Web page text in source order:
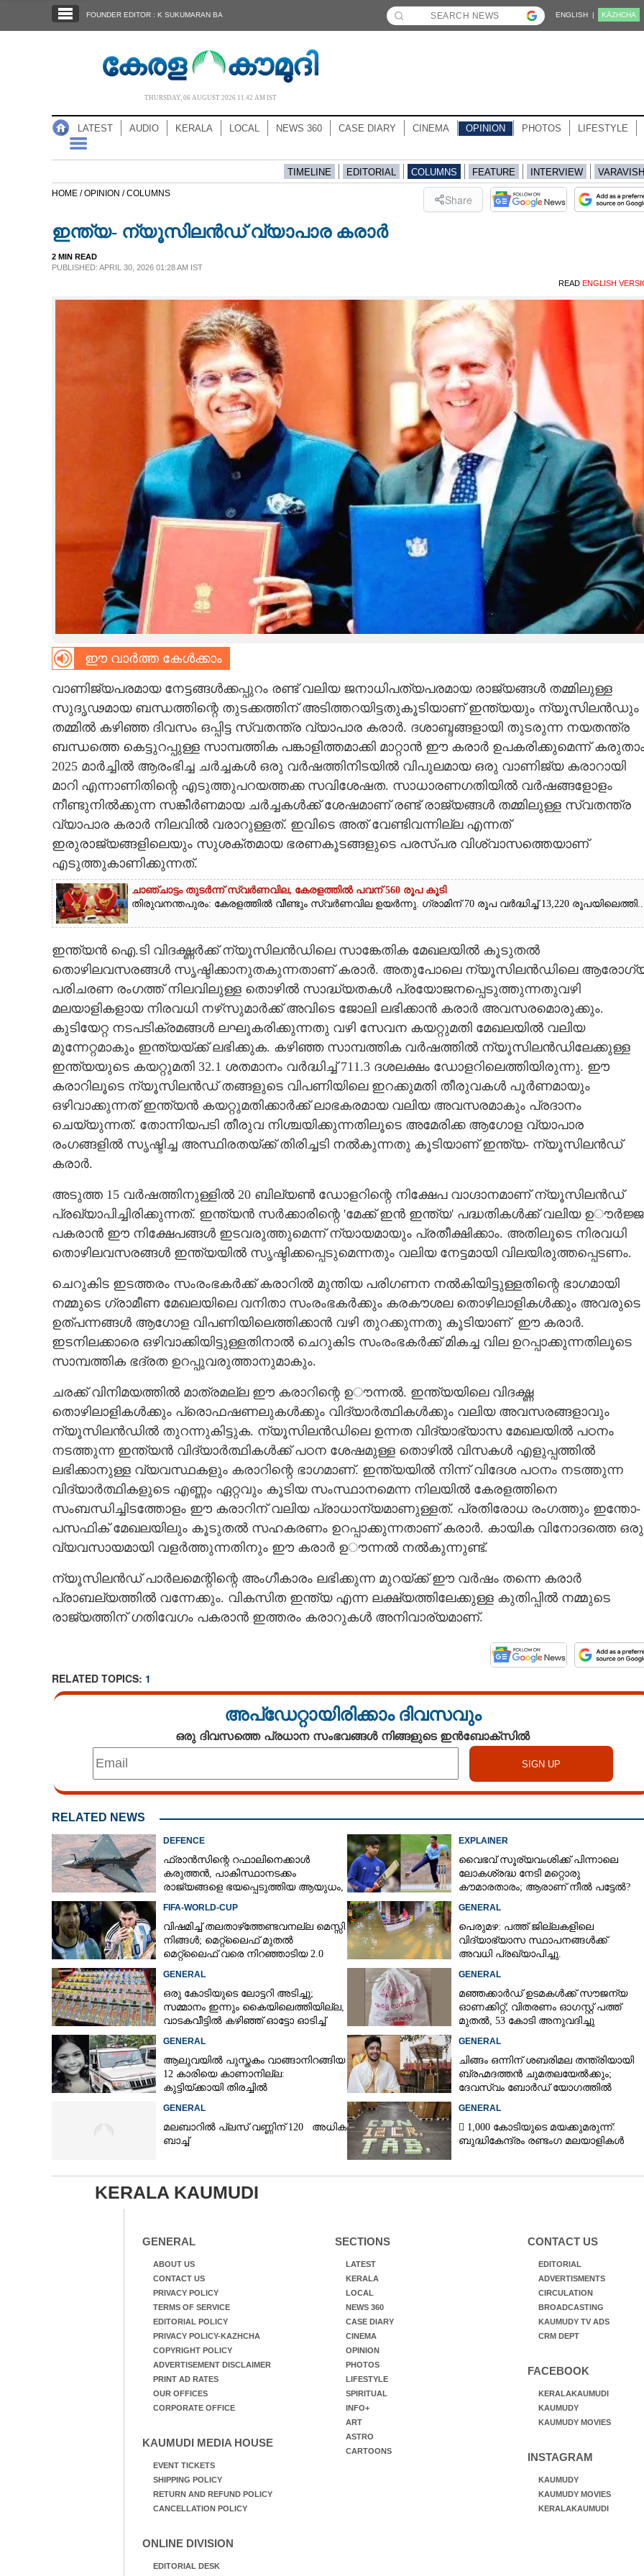
NOTIFIED NEWS
CARTOONS
LITERATURE
CONTACT US
FOUNDER EDITOR : K SUKUMARAN BA ENGLISH | KĀZHCHA
THURSDAY, 06 AUGUST 2026 11.42 AM IST
LATEST AUDIO KERALA LOCAL NEWS 360 CASE DIARY CINEMA OPINION PHOTOS LIFESTYLE
TIMELINE EDITORIAL COLUMNS FEATURE INTERVIEW
HOME /OPINION /COLUMNS Share
ഇന്ത്യ- ന്യൂസിലൻഡ്‌ വ്യാപാര കരാർ
2 MIN READ
PUBLISHED: APRIL 30, 2026 01:28 AM IST
READ ENGLISH
ഈ വാർത്ത കേൾക്കാം
വാണിജ്യപരമായ നേട്ടങ്ങൾക്കപ്പുറം രണ്ട് വലിയ ജനാധിപത്യപരമായ രാജ്യങ്ങൾ തമ്മിലുള്ള
സുദൃഢമായ ബന്ധത്തിന്റെ തുടക്കത്തിന് അടിത്തറയിട്ടതുകൂടിയാണ് ഇന്ത്യയും ന്യൂസിലൻഡും
തമ്മിൽ കഴിഞ്ഞ ദിവസം ഒപ്പിട്ട സ്വതന്ത്ര വ്യാപാര കരാർ. ദശാബ്ദങ്ങളായി തുടരുന്ന നയതന്ത്ര
ബന്ധത്തെ കെട്ടുറപ്പുള്ള സാമ്പത്തിക പങ്കാളിത്തമാക്കി മാറ്റാൻ ഈ കരാർ ഉപകരിക്കുമെന്ന്
2025 മാർച്ചിൽ ആരംഭിച്ച ചർച്ചകൾ ഒരു വർഷത്തിനിടയിൽ വിപുലമായ ഒരു വാണിജ്യ കരാറായി
മാറി എന്നാണിതിന്റെ എടുത്തുപറയത്തക്ക സവിശേഷത. സാധാരണഗതിയിൽ വർഷങ്ങളോളം
നീണ്ടുനിൽക്കുന്ന സങ്കീർണമായ ചർച്ചകൾക്ക് ശേഷമാണ് രണ്ട് രാജ്യങ്ങൾ തമ്മിലുള്ള സ്വതന്ത്ര
വ്യാപാര കരാർ നിലവിൽ വരാറുള്ളത്. ഇവിടെ അത് വേണ്ടിവന്നില്ല എന്നത്
ഇരുരാജ്യങ്ങളിലെയും സുശക്തമായ ഭരണകൂടങ്ങളുടെ പരസ്പര വിശ്വാസത്തെയാണ്
എടുത്തുകാണിക്കുന്നത്.
ചാഞ്ചാട്ടം തുടർന്ന് സ്വർണവില, കേരളത്തിൽ പവന് 560 രൂപ കൂടി
തിരുവനന്തപുരം: കേരളത്തിൽ വീണ്ടും സ്വർണവില ഉയർന്നു. ഗ്രാമിന് 70 രൂപ വർദ്ധിച്ച് 13,220
ഇന്ത്യൻ ഐ.ടി വിദഗ്ദ്ധർക്ക് ന്യൂസിലൻഡിലെ സാങ്കേതിക മേഖലയിൽ കൂടുതൽ
തൊഴിലവസരങ്ങൾ സൃഷ്ടിക്കാനുതകുന്നതാണ് കരാർ. അതുപോലെ ന്യൂസിലൻഡിലെ
പരിചരണ രംഗത്ത് നിലവിലുള്ള തൊഴിൽ സാദ്ധ്യതകൾ പ്രയോജനപ്പെടുത്തുന്നതുവഴി
മലയാളികളായ നിരവധി നഴ്‌സുമാർക്ക് അവിടെ ജോലി ലഭിക്കാൻ കരാർ അവസരമൊരുക്കും.
കുടിയേറ്റ നടപടിക്രമങ്ങൾ ലഘൂകരിക്കുന്നതു വഴി സേവന കയറ്റുമതി മേഖലയിൽ വലിയ
മുന്നേറ്റമാകും ഇന്ത്യയ്ക്ക് ലഭിക്കുക. കഴിഞ്ഞ സാമ്പത്തിക വർഷത്തിൽ ന്യൂസിലൻഡിലേക്കുള്ള
ഇന്ത്യയുടെ കയറ്റുമതി 32.1 ശതമാനം വർദ്ധിച്ച് 711.3 ദശലക്ഷം ഡോളറിലെത്തിയിരുന്നു. ഈ
കരാറിലൂടെ ന്യൂസിലൻഡ് തങ്ങളുടെ വിപണിയിലെ ഇറക്കുമതി തീരുവകൾ പൂർണമായും
ഒഴിവാക്കുന്നത് ഇന്ത്യൻ കയറ്റുമതിക്കാർക്ക് ലാഭകരമായ വലിയ അവസരമാകും പ്രദാനം
ചെയ്യുന്നത്. തോന്നിയപടി തീരുവ നിശ്ചയിക്കുന്നതിലൂടെ അമേരിക്ക ആഗോള വ്യാപാര
രംഗങ്ങളിൽ സൃഷ്ടിച്ച അസ്ഥിരതയ്ക്ക് തിരിച്ചടി നൽകുന്നതു കൂടിയാണ് ഇന്ത്യ- ന്യൂസിലൻഡ്
കരാർ.
അടുത്ത 15 വർഷത്തിനുള്ളിൽ 20 ബില്യൺ ഡോളറിന്റെ നിക്ഷേപ വാഗ്ദാനമാണ് ന്യൂസിലൻഡ്
പ്രഖ്യാപിച്ചിരിക്കുന്നത്. ഇന്ത്യൻ സർക്കാരിന്റെ 'മേക്ക് ഇൻ ഇന്ത്യ' പദ്ധതികൾക്ക് വലിയ
പകരാൻ ഈ നിക്ഷേപങ്ങൾ ഇടവരുത്തുമെന്ന് ന്യായമായും പ്രതീക്ഷിക്കാം. അതിലൂടെ നിരവധി
തൊഴിലവസരങ്ങൾ ഇന്ത്യയിൽ സൃഷ്ടിക്കപ്പെടുമെന്നതും വലിയ നേട്ടമായി വിലയിരുത്തപ്പെടണം.
ചെറുകിട ഇടത്തരം സംരംഭകർക്ക് കരാറിൽ മുന്തിയ പരിഗണന നൽകിയിട്ടുള്ളതിന്റെ ഭാഗമായി
നമ്മുടെ ഗ്രാമീണ മേഖലയിലെ വനിതാ സംരംഭകർക്കും കരകൗശല തൊഴിലാളികൾക്കും അവരുടെ
ഉത്‌പന്നങ്ങൾ ആഗോള വിപണിയിലെത്തിക്കാൻ വഴി തുറക്കുന്നതു കൂടിയാണ് ‌‌‌‌‌‌‌‌‌‌‌‌ ഈ കരാർ.
ഇടനിലക്കാരെ ഒഴിവാക്കിയിട്ടുള്ളതിനാൽ ചെറുകിട സംരംഭകർക്ക് മികച്ച വില ഉറപ്പാക്കുന്നതിലൂടെ
സാമ്പത്തിക ഭദ്രത ഉറപ്പുവരുത്താനുമാകും.
ചരക്ക് വിനിമയത്തിൽ മാത്രമല്ല ഈ കരാറിന്റെ ഉൗന്നൽ. ഇന്ത്യയിലെ വിദഗ്ദ്ധ
തൊഴിലാളികൾക്കും പ്രൊഫഷണലുകൾക്കും വിദ്യാർത്ഥികൾക്കും വലിയ അവസരങ്ങളാവും
ന്യൂസിലൻഡിൽ തുറന്നുകിട്ടുക. ന്യൂസിലൻഡിലെ ഉന്നത വിദ്യാഭ്യാസ മേഖലയിൽ പഠനം
നടത്തുന്ന ഇന്ത്യൻ വിദ്യാർത്ഥികൾക്ക് പഠന ശേഷമുള്ള തൊഴിൽ വിസകൾ എളുപ്പത്തിൽ
ലഭിക്കാനുള്ള വ്യവസ്ഥകളും കരാറിന്റെ ഭാഗമാണ്. ഇന്ത്യയിൽ നിന്ന് വിദേശ പഠനം നടത്തുന്ന
വിദ്യാർത്ഥികളുടെ എണ്ണം ഏറ്റവും കൂടിയ സംസ്ഥാനമെന്ന നിലയിൽ കേരളത്തിനെ
സംബന്ധിച്ചിടത്തോളം ഈ കരാറിന് വലിയ പ്രാധാന്യമാണുള്ളത്. പ്രതിരോധ രംഗത്തും ഇന്തോ-
പസഫിക് മേഖലയിലും കൂടുതൽ സഹകരണം ഉറപ്പാക്കുന്നതാണ് കരാർ. കായിക വിനോദത്തെ ഒരു
വ്യവസായമായി വളർത്തുന്നതിനും ഈ കരാർ ഉൗന്നൽ നൽകുന്നുണ്ട്.
ന്യൂസിലൻഡ് പാർലമെന്റിന്റെ അംഗീകാരം ലഭിക്കുന്ന മുറയ്ക്ക് ഈ വർഷം തന്നെ കരാർ
പ്രാബല്യത്തിൽ വന്നേക്കും. വികസിത ഇന്ത്യ എന്ന ലക്ഷ്യത്തിലേക്കുള്ള കുതിപ്പിൽ നമ്മുടെ
രാജ്യത്തിന് ഗതിവേഗം പകരാൻ ഇത്തരം കരാറുകൾ അനിവാര്യമാണ്.
RELATED TOPICS: 1
അപ്ഡേറ്റായിരിക്കാം ദിവസവും
ഒരു ദിവസത്തെ പ്രധാന സംഭവങ്ങൾ നിങ്ങളുടെ ഇൻബോക്സിൽ
RELATED NEWS
DEFENCE
ഫ്രാൻസിന്റെ റഫാലിനെക്കാൾ
കരുത്തൻ,​ പാകിസ്ഥാനടക്കം
രാജ്യങ്ങളെ ഭയപ്പെടുത്തിയ ആയുധം,​
EXPLAINER
വൈഭവ് സൂര്യവംശിക്ക് പിന്നാലെ
ലോകശ്രദ്ധ നേടി മറ്റൊരു
കൗമാരതാരം; ആരാണ് നീൽ പട്ടേൽ?
FIFA-WORLD-CUP
വിഷമിച്ച് തലതാഴ്‌ത്തേണ്ടവനല്ല മെസ്സി
നിങ്ങള്‍; മെറ്റ്‌ലൈഫ് മുതല്‍
മെറ്റ്‌ലൈഫ് വരെ നിറഞ്ഞാടിയ 2.0
GENERAL
പെരുമഴ: പത്ത് ജില്ലകളിലെ
വിദ്യാഭ്യാസ സ്ഥാപനങ്ങൾക്ക്
അവധി പ്രഖ്യാപിച്ചു.
GENERAL
ഒരു കോടിയുടെ ലോട്ടറി അടിച്ചു;
സമ്മാനം ഇന്നും കൈയിലെത്തിയില്ല,
വാടകവീട്ടിൽ കഴിഞ്ഞ് ഓട്ടോ ഓടിച്ച്
GENERAL
മഞ്ഞക്കാർഡ് ഉടമകൾക്ക് സൗജന്യ
ഓണക്കിറ്റ്; വിതരണം ഓഗസ്റ്റ് പത്ത്
മുതൽ, 53 കോടി അനുവദിച്ചു
GENERAL
ആലുവയിൽ പുസ്തകം വാങ്ങാനിറങ്ങിയ
12 കാരിയെ കാണാനില്ല:
കുട്ടിയ്ക്കായി തിരച്ചിൽ
GENERAL
ചിങ്ങം ഒന്നിന് ശബരിമല തന്ത്രിയായി
ബ്രഹ്മദത്തൻ ചുമതലയേൽക്കും;
ദേവസ്വം ബോർഡ് യോഗത്തിൽ
GENERAL
മലബാറിൽ പ്ലസ് വണ്ണിന് 120 അധിക
ബാച്ച്
GENERAL
 1,000 കോടിയുടെ മയക്കുമരുന്ന്:
ബുദ്ധികേന്ദ്രം രണ്ടംഗ മലയാളികൾ
KERALA KAUMUDI
GENERAL
ABOUT US
CONTACT US
PRIVACY POLICY
TERMS OF SERVICE
EDITORIAL POLICY
PRIVACY POLICY-KAZHCHA
COPYRIGHT POLICY
ADVERTISEMENT DISCLAIMER
PRINT AD RATES
OUR OFFICES
CORPORATE OFFICE
KAUMUDI MEDIA HOUSE
EVENT TICKETS
SHIPPING POLICY
RETURN AND REFUND POLICY
CANCELLATION POLICY
ONLINE DIVISION
EDITORIAL DESK
SECTIONS
LATEST
KERALA
LOCAL
NEWS 360
CASE DIARY
CINEMA
OPINION
PHOTOS
LIFESTYLE
SPIRITUAL
INFO+
ART
ASTRO
CARTOONS
CONTACT US
EDITORIAL
ADVERTISMENTS
CIRCULATION
BROADCASTING
KAUMUDY TV ADS
CRM DEPT
FACEBOOK
KERALAKAUMUDI
KAUMUDY
KAUMUDY MOVIES
INSTAGRAM
KAUMUDY
KAUMUDY MOVIES
KERALAKAUMUDI
ഇന്ത്യ- ന്യൂസിലൻഡ്‌ വ്യാപാര കരാർ
Share this link
Copy Link